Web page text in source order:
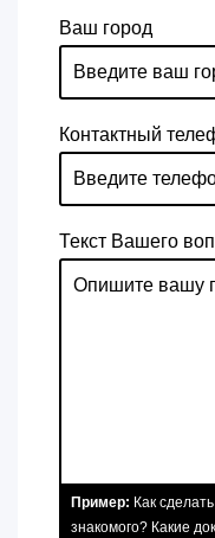
Ваш город
Контактный
Текст Вашего
Пример: Как
знакомого? Какие